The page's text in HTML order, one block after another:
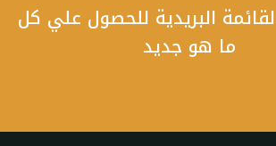
البريدية للحصول علي كل
ما هو جديد